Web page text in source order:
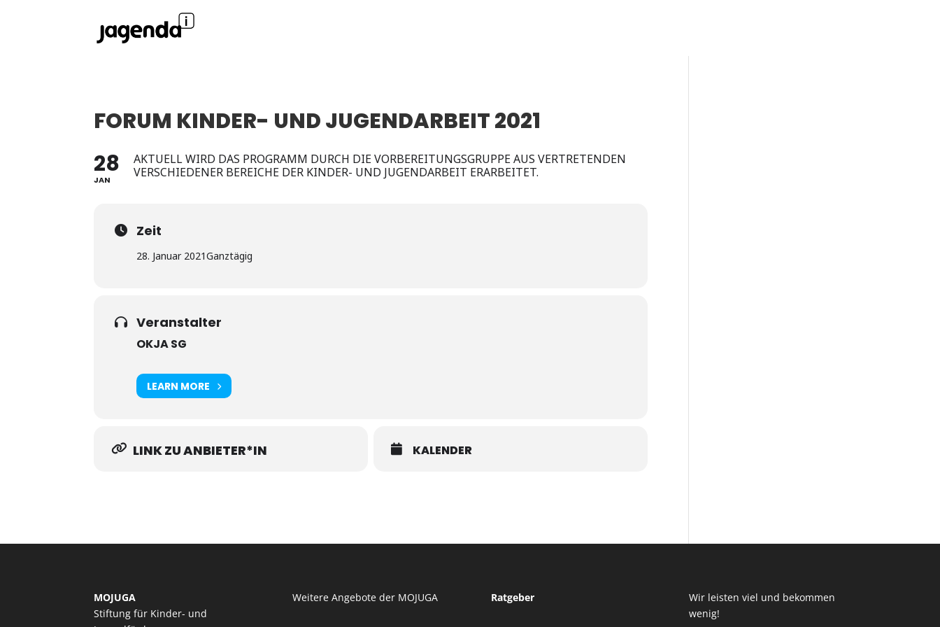
FORUM KINDER- UND JUGENDARBEIT 2021
28
JAN
AKTUELL WIRD DAS PROGRAMM DURCH DIE VORBEREITUNGSGRUPPE AUS VERTRETENDEN
VERSCHIEDENER BEREICHE DER KINDER- UND JUGENDARBEIT ERARBEITET.
Zeit
28. Januar 2021Ganztägig
Veranstalter
OKJA SG
LEARN MORE
LINK ZU ANBIETER*IN KALENDER
MOJUGA
Stiftung für Kinder- und
Weitere Angebote der MOJUGA Ratgeber
Wir leisten viel und bekommen
wenig!